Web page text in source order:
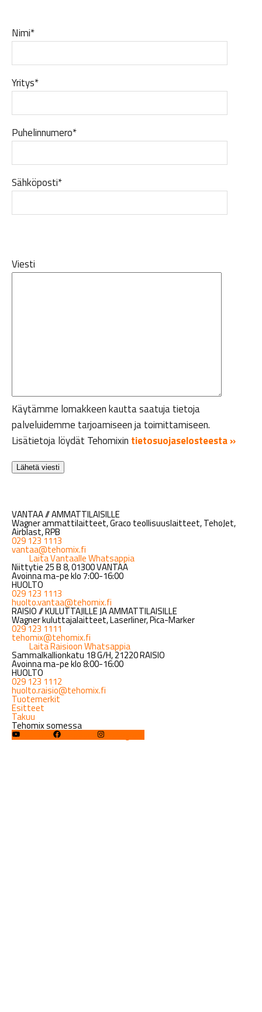
Nimi*
Yritys*
Puhelinnumero*
Sähköposti*
Viesti
Käytämme lomakkeen kautta saatuja tietoja
palveluidemme tarjoamiseen ja toimittamiseen.
Lisätietoja löydät Tehomixin tietosuojaselosteesta »
VANTAA // AMMATTILAISILLE
Wagner ammattilaitteet, Graco teollisuuslaitteet, TehoJet,
Airblast, RPB
029 123 1113
vantaa@tehomix.fi
Laita Vantaalle Whatsappia
Niittytie 25 B 8, 01300 VANTAA
Avoinna ma-pe klo 7:00-16:00
HUOLTO
029 123 1113
huolto.vantaa@tehomix.fi
RAISIO // KULUTTAJILLE JA AMMATTILAISILLE
Wagner kuluttajalaitteet, Laserliner, Pica-Marker
029 123 1111
tehomix@tehomix.fi
Laita Raisioon Whatsappia
Sammalkallionkatu 18 G/H, 21220 RAISIO
Avoinna ma-pe klo 8:00-16:00
HUOLTO
029 123 1112
huolto.raisio@tehomix.fi
Tuotemerkit
Esitteet
Takuu
Tehomix somessa